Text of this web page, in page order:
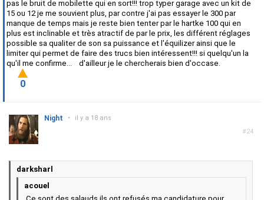
pas le bruit de mobilette qui en sort!!! trop typer garage avec un kit de
15 ou 12 je me souvient plus, par contre j'ai pas essayer le 300 par
manque de temps mais je reste bien tenter par le hartke 100 qui en
plus est inclinable et très atractif de par le prix, les différent réglages
possible sa qualiter de son sa puissance et l'équilizer ainsi que le
limiter qui permet de faire des trucs bien intéressent!!! si quelqu'un la
qu'il me confirme... d'ailleur je le chercherais bien d'occase.
0
#24
Night • il y a 18 ans
darksharl
acouel